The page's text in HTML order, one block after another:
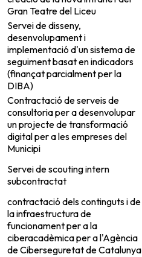
Gran Teatre del Liceu
Servei de disseny,
desenvolupament i
implementació d'un sistema de
seguiment basat en indicadors
(finançat parcialment per la
DIBA)
Contractació de serveis de
consultoria per a desenvolupar
un projecte de transformació
digital per a les empreses del
Municipi
Servei de scouting intern
subcontractat
contractació dels continguts i de
la infraestructura de
funcionament per a la
ciberacadèmica per a l'Agència
de Ciberseguretat de Catalunya